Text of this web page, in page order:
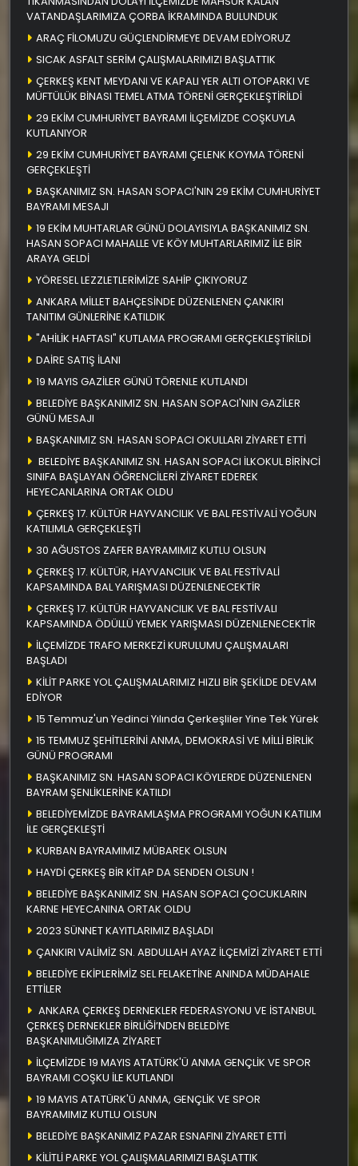
VATANDAŞLARIMIZA ÇORBA İKRAMINDA BULUNDUK
ARAÇ FİLOMUZU GÜÇLENDİRMEYE DEVAM EDİYORUZ
SICAK ASFALT SERİM ÇALIŞMALARIMIZI BAŞLATTIK
ÇERKEŞ KENT MEYDANI VE KAPALI YER ALTI OTOPARKI VE
MÜFTÜLÜK BİNASI TEMEL ATMA TÖRENİ GERÇEKLEŞTİRİLDİ
29 EKİM CUMHURİYET BAYRAMI İLÇEMİZDE COŞKUYLA
KUTLANIYOR
29 EKİM CUMHURİYET BAYRAMI ÇELENK KOYMA TÖRENİ
GERÇEKLEŞTİ
BAŞKANIMIZ SN. HASAN SOPACI'NIN 29 EKİM CUMHURİYET
BAYRAMI MESAJI
19 EKİM MUHTARLAR GÜNÜ DOLAYISIYLA BAŞKANIMIZ SN.
HASAN SOPACI MAHALLE VE KÖY MUHTARLARIMIZ İLE BİR
ARAYA GELDİ
YÖRESEL LEZZLETLERİMİZE SAHİP ÇIKIYORUZ
ANKARA MİLLET BAHÇESİNDE DÜZENLENEN ÇANKIRI
TANITIM GÜNLERİNE KATILDIK
"AHİLİK HAFTASI" KUTLAMA PROGRAMI GERÇEKLEŞTİRİLDİ
DAİRE SATIŞ İLANI
19 MAYIS GAZİLER GÜNÜ TÖRENLE KUTLANDI
BELEDİYE BAŞKANIMIZ SN. HASAN SOPACI'NIN GAZİLER
GÜNÜ MESAJI
BAŞKANIMIZ SN. HASAN SOPACI OKULLARI ZİYARET ETTİ
BELEDİYE BAŞKANIMIZ SN. HASAN SOPACI İLKOKUL BİRİNCİ
SINIFA BAŞLAYAN ÖĞRENCİLERİ ZİYARET EDEREK
HEYECANLARINA ORTAK OLDU
ÇERKEŞ 17. KÜLTÜR HAYVANCILIK VE BAL FESTİVALİ YOĞUN
KATILIMLA GERÇEKLEŞTİ
30 AĞUSTOS ZAFER BAYRAMIMIZ KUTLU OLSUN
ÇERKEŞ 17. KÜLTÜR, HAYVANCILIK VE BAL FESTİVALİ
KAPSAMINDA BAL YARIŞMASI DÜZENLENECEKTİR
ÇERKEŞ 17. KÜLTÜR HAYVANCILIK VE BAL FESTİVALI
KAPSAMINDA ÖDÜLLÜ YEMEK YARIŞMASI DÜZENLENECEKTİR
İLÇEMİZDE TRAFO MERKEZİ KURULUMU ÇALIŞMALARI
BAŞLADI
KİLİT PARKE YOL ÇALIŞMALARIMIZ HIZLI BİR ŞEKİLDE DEVAM
EDİYOR
15 Temmuz'un Yedinci Yılında Çerkeşliler Yine Tek Yürek
15 TEMMUZ ŞEHİTLERİNİ ANMA, DEMOKRASİ VE MİLLİ BİRLİK
GÜNÜ PROGRAMI
BAŞKANIMIZ SN. HASAN SOPACI KÖYLERDE DÜZENLENEN
BAYRAM ŞENLİKLERİNE KATILDI
BELEDİYEMİZDE BAYRAMLAŞMA PROGRAMI YOĞUN KATILIM
İLE GERÇEKLEŞTİ
KURBAN BAYRAMIMIZ MÜBAREK OLSUN
HAYDİ ÇERKEŞ BİR KİTAP DA SENDEN OLSUN !
BELEDİYE BAŞKANIMIZ SN. HASAN SOPACI ÇOCUKLARIN
KARNE HEYECANINA ORTAK OLDU
2023 SÜNNET KAYITLARIMIZ BAŞLADI
ÇANKIRI VALİMİZ SN. ABDULLAH AYAZ İLÇEMİZİ ZİYARET ETTİ
BELEDİYE EKİPLERİMİZ SEL FELAKETİNE ANINDA MÜDAHALE
ETTİLER
ANKARA ÇERKEŞ DERNEKLER FEDERASYONU VE İSTANBUL
ÇERKEŞ DERNEKLER BİRLİĞİ’NDEN BELEDİYE
BAŞKANIMLIĞIMIZA ZİYARET
İLÇEMİZDE 19 MAYIS ATATÜRK'Ü ANMA GENÇLİK VE SPOR
BAYRAMI COŞKU İLE KUTLANDI
19 MAYIS ATATÜRK'Ü ANMA, GENÇLİK VE SPOR
BAYRAMIMIZ KUTLU OLSUN
BELEDİYE BAŞKANIMIZ PAZAR ESNAFINI ZİYARET ETTİ
KİLİTLİ PARKE YOL ÇALIŞMALARIMIZI BAŞLATTIK